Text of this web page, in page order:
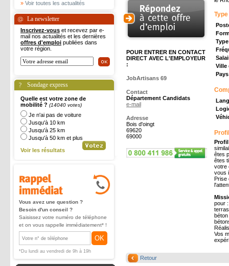
» Voir toutes les actualités
La newsletter
Inscrivez-vous et recevez par e-
mail nos actualités et les dernières
offres d'emploi publiées dans
votre région.
Sondage express
Quelle est votre zone de
mobilité ? (14040 votes)
Je n'ai pas de voiture
Jusqu'à 10 km
Jusqu'à 25 km
Jusqu'à 50 km et plus
Voir les résultats
Vous avez une question ?
Besoin d'un conseil ?
Saisissez votre numéro de téléphone
et on vous rappelle immédiatement* !
OK
*Du lundi au vendredi de 9h à 19h
POUR ENTRER EN CONTACT
DIRECT AVEC L'EMPLOYEUR
:
JobArtisans 69
Contact
Département Candidats
e-mail
Adresse
Bois d'oingt
69620
69000
Ville
êtes
êtes
votre
vous
Prise
pour
Vos
Retour